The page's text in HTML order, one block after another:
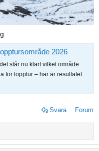
2026
står nu klart vilket område
för topptur – här är resultatet.
Svara Forum